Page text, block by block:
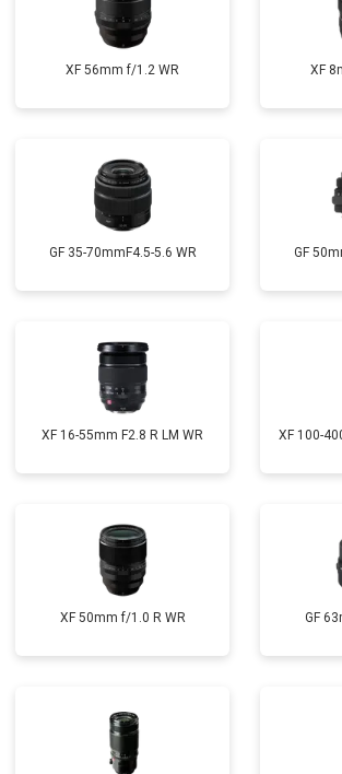
XF 56mm f/1.2 WR XF
GF 35-70mmF4.5-5.6 WR GF
XF 16-55mm F2.8 R LM WR
XF 100-
XF 50mm f/1.0 R WR GF